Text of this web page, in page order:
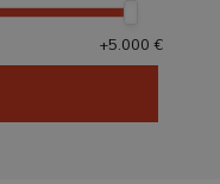
+5.000 €